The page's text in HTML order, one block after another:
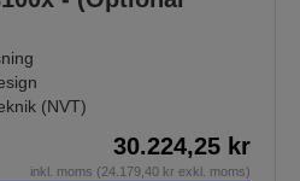
(NVT)
30.224,25 kr
inkl. moms (24.179,40 kr exkl. moms)